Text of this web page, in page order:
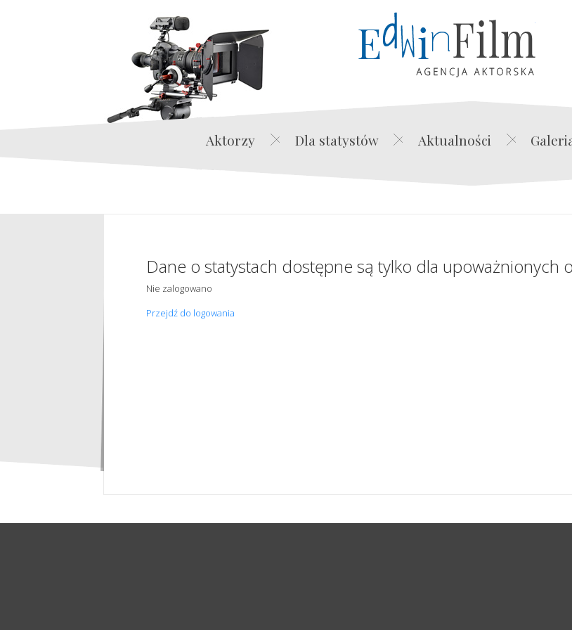
Edwin
Aktorzy Dla statystów Aktualności
Dane o statystach dostępne są tylko dla upoważnionych
Nie zalogowano
Przejdź do logowania